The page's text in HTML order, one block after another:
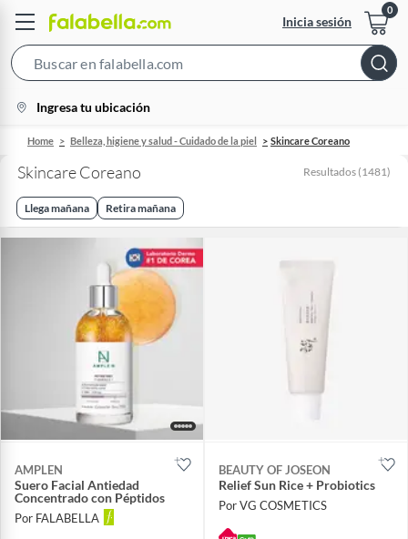
Inicia sesión
Bar
location-
icon
Ingresa tu ubicación
Home Belleza, higiene y salud - Cuidado de la piel Skincare Coreano
Skincare Coreano Resultados (1481)
Llega mañana Retira mañana
AMPLEN
Suero Facial Antiedad
Concentrado con Péptidos
Por FALABELLA
BEAUTY OF JOSEON
Relief Sun Rice + Probiotics
Por VG COSMETICS